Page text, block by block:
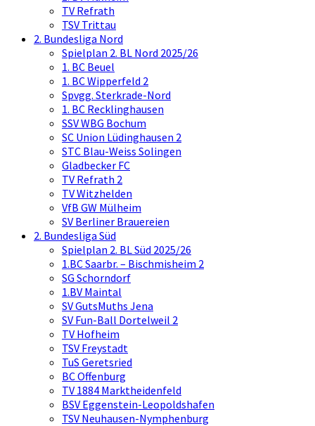
TV Refrath
TSV Trittau
2. Bundesliga Nord
Spielplan 2. BL Nord 2025/26
1. BC Beuel
1. BC Wipperfeld 2
Spvgg. Sterkrade-Nord
1. BC Recklinghausen
SSV WBG Bochum
SC Union Lüdinghausen 2
STC Blau-Weiss Solingen
Gladbecker FC
TV Refrath 2
TV Witzhelden
VfB GW Mülheim
SV Berliner Brauereien
2. Bundesliga Süd
Spielplan 2. BL Süd 2025/26
1.BC Saarbr. – Bischmisheim 2
SG Schorndorf
1.BV Maintal
SV GutsMuths Jena
SV Fun-Ball Dortelweil 2
TV Hofheim
TSV Freystadt
TuS Geretsried
BC Offenburg
TV 1884 Marktheidenfeld
BSV Eggenstein-Leopoldshafen
TSV Neuhausen-Nymphenburg